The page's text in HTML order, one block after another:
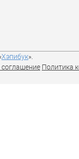
Хэпибук».
соглашение Политика